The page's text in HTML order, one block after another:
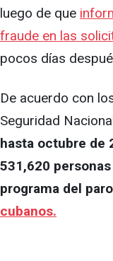
luego de que
fraude en las
pocos días
De acuerdo con
Seguridad
hasta octubre de
531,620
programa del
cubanos.